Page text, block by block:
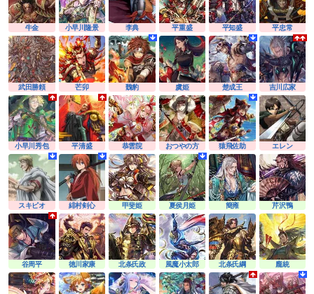
牛金 小早川隆景 李典 平重盛 平知盛 平忠常
武田勝頼 芒卯 魏豹 虞姫 楚成王 吉川広家
小早川秀包 平清盛 恭雲院 おつやの方 猿飛佐助 エレン
スキピオ 緋村剣心 甲斐姫 夏侯月姫 簡雍 芹沢鴨
谷周平 徳川家康 北条氏政 風魔小太郎 北条氏綱 龐統